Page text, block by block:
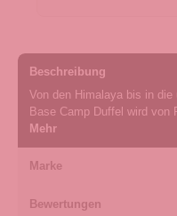
Beschreibung
Von den Himalaya bis in
Base Camp Duffel wird von
Mehr
Marke
Bewertungen